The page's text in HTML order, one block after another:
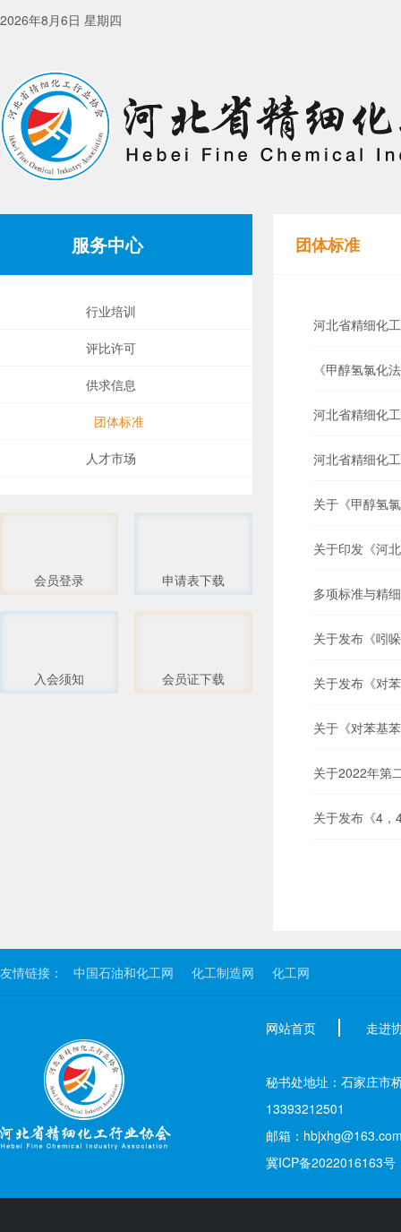
2026年8月6日 星期四
服务中心
行业培训
评比许可
供求信息
团体标准
人才市场
会员登录 申请表下载
入会须知 会员证下载
团体标准
河北省精细化
《甲醇氢氯化
河北省精细化
河北省精细化
关于《甲醇氢
关于印发《河
多项标准与精
关于发布《吲
关于发布《对
关于《对苯基
关于2022年第
关于发布《4
友情链接： 中国石油和化工网 化工制造网 化工网
网站首页 走进
秘书处地址：石家庄市
13393212501
邮箱：
冀ICP备2022016163号